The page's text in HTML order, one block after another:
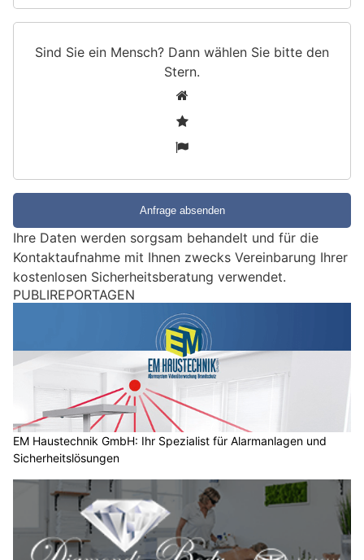
Sind Sie ein Mensch? Dann wählen Sie bitte den
Stern.
e
i
n
M
e
c
h
D
a
n
n
Ihre Daten werden sorgsam behandelt und für die
Kontaktaufnahme mit Ihnen zwecks Vereinbarung Ihrer
kostenlosen Sicherheitsberatung verwendet.
PUBLIREPORTAGEN
EM Haustechnik GmbH: Ihr Spezialist für Alarmanlagen und
Sicherheitslösungen